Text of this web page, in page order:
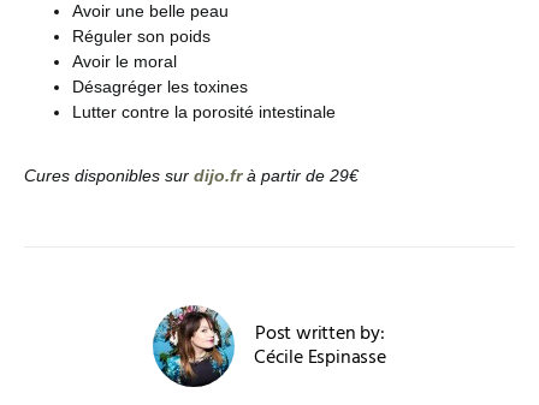
Avoir une belle peau
Réguler son poids
Avoir le moral
Désagréger les toxines
Lutter contre la porosité intestinale
Cures disponibles sur dijo.frà partir de 29€
Post written by:
Cécile Espinasse